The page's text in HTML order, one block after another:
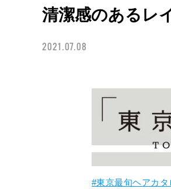
清潔感のあるレ
2021.07.08
#東京最旬ヘアカタ